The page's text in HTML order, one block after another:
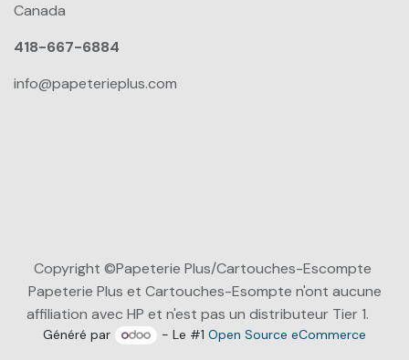
Canada
418-667-6884
info@papeterieplus.com
Copyright ©Papeterie Plus/Cartouches-Escompte
Papeterie Plus et Cartouches-Esompte n'ont aucune
affiliation avec HP et n'est pas un distributeur Tier 1.
Généré par - Le #1Open Source eCommerce